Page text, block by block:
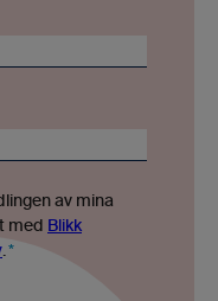
av mina
med Blikk
*